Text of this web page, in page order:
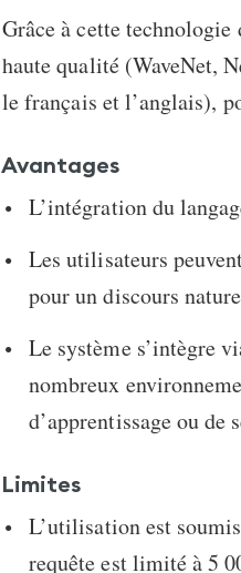
Grâce à cette
haute qualité (WaveNet,
le français et l’anglais),
Avantages
L’intégration du
Les utilisateurs
pour un discours
Le système s’intègre
nombreux
d’apprentissage ou de
Limites
L’utilisation est
requête est limité à 5